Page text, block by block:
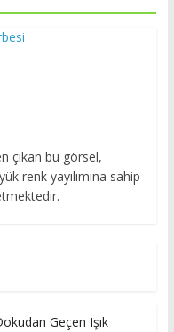
çıkan bu görsel,
renk yayılımına sahip
Geçen Işık